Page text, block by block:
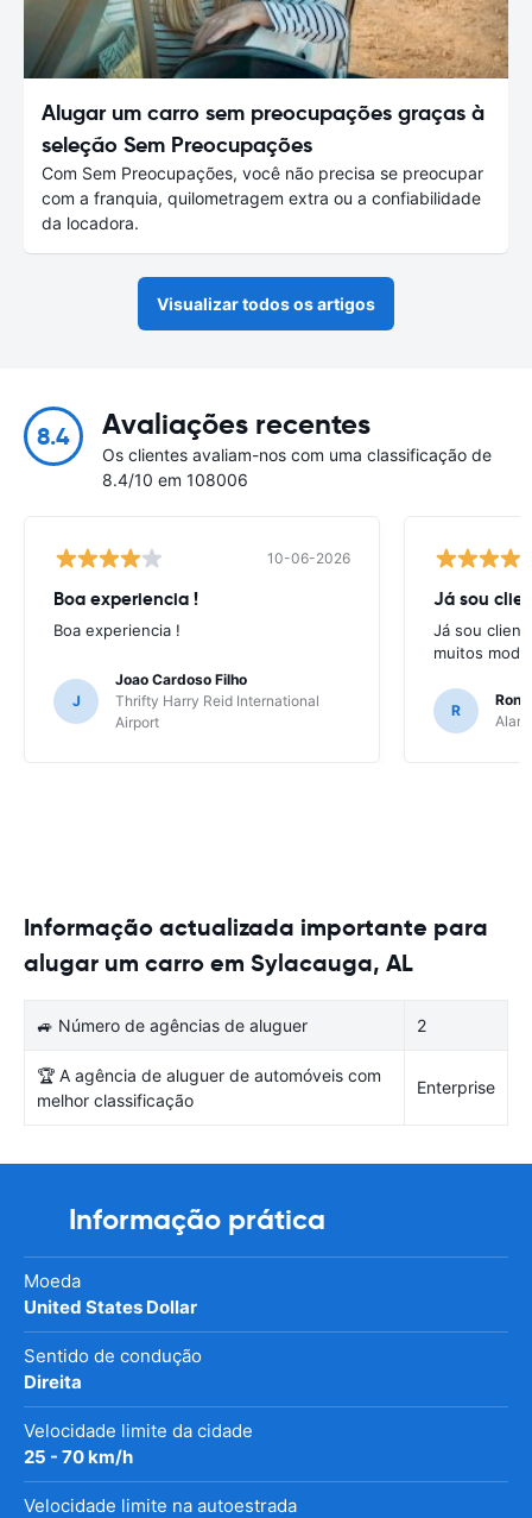
Alugar um carro sem preocupações graças à
seleção Sem Preocupações
Com Sem Preocupações, você não precisa se preocupar
com a franquia, quilometragem extra ou a confiabilidade
da locadora.
Visualizar todos os artigos
8.4 Avaliações recentes
Os clientes avaliam-nos com uma classificação de
8.4/10 em 108006
10-06-2026
Boa experiencia !
Boa experiencia !
J
Joao Cardoso Filho
Thrifty Harry Reid International
Airport
Já sou
Já sou
muitos
R
Informação actualizada importante para
alugar um carro em Sylacauga, AL
🚙 Número de agências de aluguer 2
🏆 A agência de aluguer de automóveis com
melhor classificação
Enterprise
Informação prática
Moeda
United States Dollar
Sentido de condução
Direita
Velocidade limite da cidade
25 - 70 km/h
Velocidade limite na autoestrada